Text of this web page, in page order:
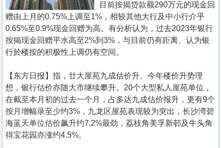
手
册
关
於
们
目前按揭贷款额290万元的现金回
赠由上月的0.75%上调至1%，相较其他大行及中小行介乎
0.65%至0.9%现金回赠为高。有分析认为，过去2023年银行
按揭现金回赠平水高至2%到3%，与目前仍有距离、认为银
行於楼按的积极性上调仍有空间。
【东方日报】指，廿大屋苑九成估价升。今年楼价升势理
想，银行估价亦随大市继续攀升。20个大型私人屋苑单位，
在截至本月初的过去一个月，占多达九成估价报升，更有9个
按月增幅录至少约3%，九龙区屋苑表现较为突出，长沙湾碧
海蓝天单位估价飙升约7.2%最劲，荔枝角美孚新邨及牛头角
得宝花园亦涨约4.5%。